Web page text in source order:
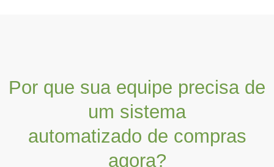
Por que sua equipe precisa de
um sistema
automatizado de compras
agora?